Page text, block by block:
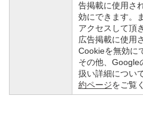
告掲載に使用さ
効にできます。
アクセスして頂
広告掲載に使用
Cookieを無効に
その他、Google
扱い詳細につい
約ページをご覧